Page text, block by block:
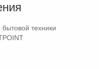
техники